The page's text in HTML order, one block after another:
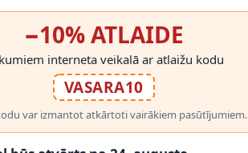
PIEGĀDES LAIKS ~1 NEDĒĻA
LED barošanas bloks 12V,
100W, 8.5A, IP20 (OPTONICA
6132)
15.95€
−10% ATLAIDE
interneta veikalā ar atlaižu kodu
VASARA10
var izmantot atkārtoti vairākiem pasūtījumiem.